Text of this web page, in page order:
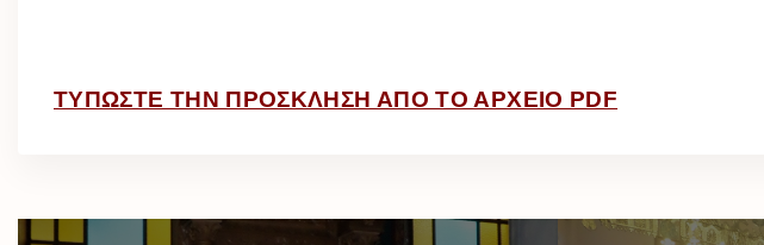
ΤΥΠΩΣΤΕ ΤΗΝ ΠΡΟΣΚΛΗΣΗ ΑΠΟ ΤΟ ΑΡΧΕΙΟ PDF